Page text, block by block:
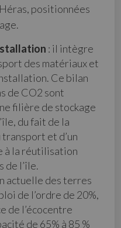
positionnées
: il intègre
des matériaux et
Ce bilan
de CO2 sont
filière de stockage
du fait de la
et d’un
à la réutilisation
de l’île.
actuelle des terres
de l’ordre de 20%,
de l’écocentre
de 65% à 85 %